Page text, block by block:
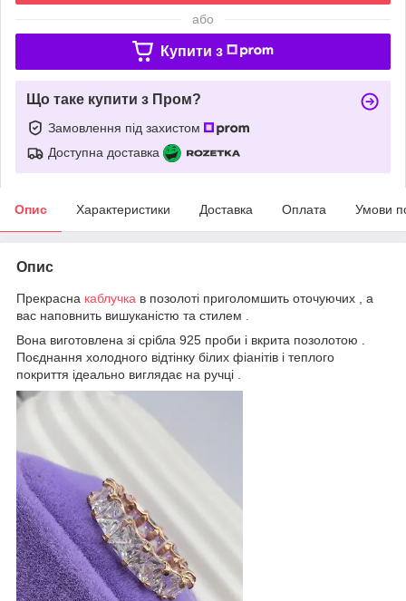
або
Купити з
Що таке купити з Пром?
Замовлення під захистом
Доступна доставка
Опис Характеристики Доставка Оплата Умови
Опис
Прекрасна каблучка в позолоті приголомшить оточуючих , а
вас наповнить вишуканістю та стилем .
Вона виготовлена зі срібла 925 проби і вкрита позолотою .
Поєднання холодного відтінку білих фіанітів і теплого
покриття ідеально виглядає на ручці .